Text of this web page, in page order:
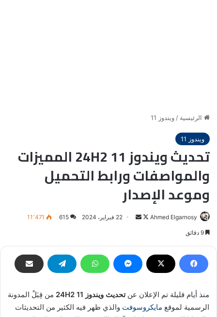
الرئيسية / ويندوز 11
ويندوز 11
تحديث ويندوز 11 24H2 المميزات
والمواصفات ورابط التحميل
وموعد الإصدار
Ahmed Elgarnosy
Followأرسل22 فبراير، 2024 615 11٬471
منذ أيام قليلة تم الإعلان عنتحديث ويندوز 11 24H2
من قِبَلْ المدونة
الرسمية لموقع مايكروسوفت والذي ظهر فيه الكثير من التحديثات